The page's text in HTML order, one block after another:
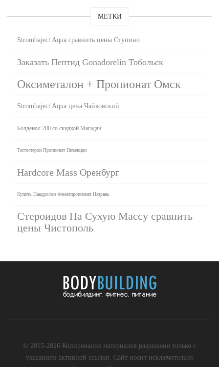
МЕТКИ
Strombaject Aqua сравнить цены Ступино
Заказать Пептид Gonadorelin Тобольск
Оксиметалон + Пропионат Омск
Strombaject Aqua цена Чайковский
Болденол 200 со скидкой Магадан
Тестостерон Пропионат Инъекции
Hardcore Mass Оренбург
Купить Нандролон Фенилпропионат Назрань
Стероидов На Сухую Массу сравнить
цены Чистополь
© 2015-2026 Копирование материалов разрешено только с
указанием активной ссылки. Сайт носит исключительно